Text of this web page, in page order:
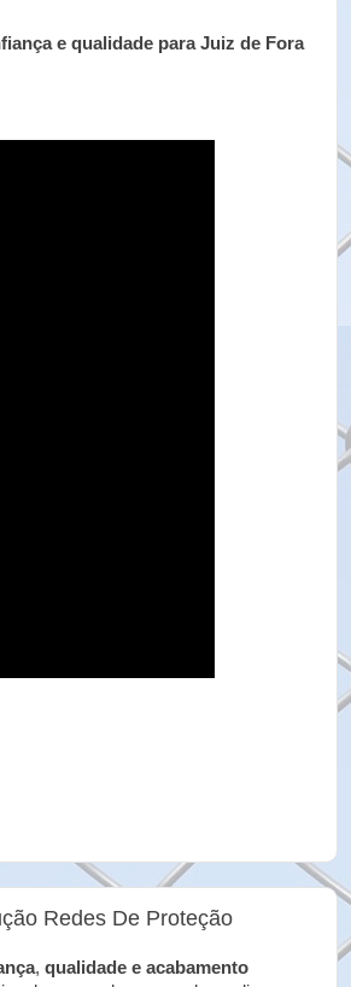
e qualidade para Juiz de Fora
Redes De Proteção
, qualidade e acabamento